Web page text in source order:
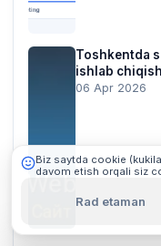
Toshkentda
ishlab chiqish
06 Apr 2026
Biz saytda cookie
davom etish orqali siz
Rad etaman